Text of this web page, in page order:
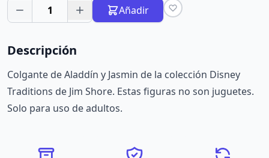
1 Añadir
Descripción
Colgante de Aladdín y Jasmin de la colección Disney
Traditions de Jim Shore. Estas figuras no son juguetes.
Solo para uso de adultos.